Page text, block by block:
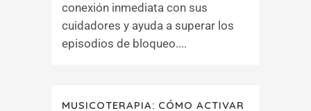
conexión inmediata con sus
cuidadores y ayuda a superar los
episodios de bloqueo....
MUSICOTERAPIA: CÓMO ACTIVAR